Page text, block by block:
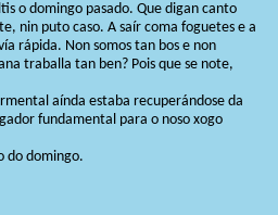
o domingo pasado. Que digan canto
nin puto caso. A saír coma foguetes e a
rápida. Non somos tan bos e non
traballa tan ben? Pois que se note,
aínda estaba recuperándose da
fundamental para o noso xogo
do domingo.